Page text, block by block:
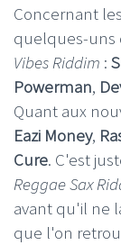
Concernant
quelques-uns
VibesRiddim :
Powerman,
Quant aux
Eazi Money,
Cure. C'est
Reggae Sax
avant qu'il ne
que l'on